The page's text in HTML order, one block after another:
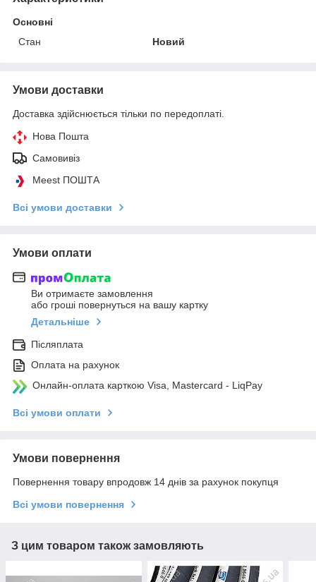
Основні
Стан
Новий
Умови доставки
Доставка здійснюється тільки по передоплаті.
Нова Пошта
Самовивіз
Meest ПОШТА
Всі умови доставки
Умови оплати
Ви отримаєте замовлення
або гроші повернуться на вашу картку
Детальніше
Післяплата
Оплата на рахунок
Онлайн-оплата карткою Visa, Mastercard - LiqPay
Всі умови оплати
Умови повернення
Повернення товару впродовж 14 днів за рахунок покупця
Всі умови повернення
З цим товаром також замовляють